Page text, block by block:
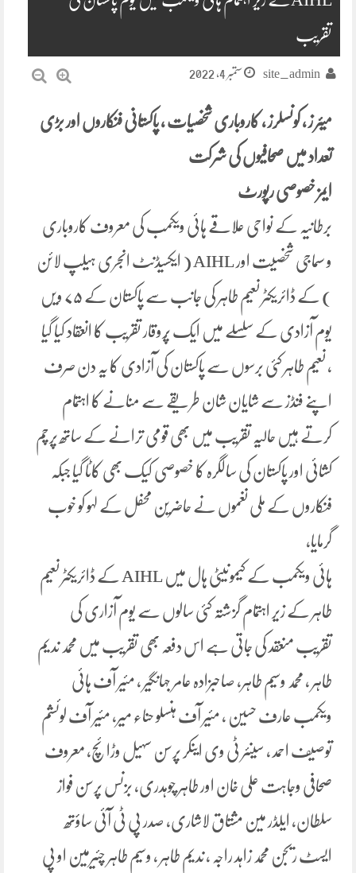
تقریب
site_admin ستمبر 4, 2022
میئر ز ، کونسلرز ، کاروباری شخصیات ، پاکستانی فنکاروں اور بڑی
تعداد میں صحافیوں کی شرکت
ایمز خصوصی رپورٹ
برطانیہ کے نواحی علاقے ہائی ویکمب کی معروف کاروباری
و سماجی شخصیت اور AIHL ( ایکسیڈنٹ انجری ہیلپ لائن
) کے ڈائریکٹر نعیم طاہر کی جانب سے پاکستان کے ۷۵ ویں
یوم آزادی کے سلسلے میں ایک پُروقار تقریب کا انعقاد کیا گیا
، نعیم طاہر کئی برسوں سے پاکستان کی آزادی کا یہ دن صرف
اپنے فنڈز سے شایان شان طریقے سے منانے کا اہتمام
کرتے ہیں حالیہ تقریب میں بھی قومی ترانے کے ساتھ پرچم
کشائی اور پاکستان کی سالگرہ کا خصوصی کیک بھی کاٹا گیا جبکہ
فنکاروں کے ملی نغموں نے حاضرین محفل کے لہو کو خوب
گرمایا،
ہائی ویکمب کے کیمونیٹی ہال میں AIHL کے ڈائریکٹر نعیم
طاہر کے زیر اہتمام گزشتہ کئی سالوں سے یوم آزاری کی
تقریب منعقد کی جاتی ہے اس دفعہ بھی تقریب میں محمد ندیم
طاہر ، محمد وسیم طاہر، صاحبزادہ عامر جہانگیر ، مئیر آف ہائی
ویکمب عارف حسین ، مئیر آف ہنسلو حناء میر، مئیر آف لوئشم
توصیف احمد ، سینئر ٹی وی اینکر پرسن سہیل وڑائچ، معروف
صحافی وجاہت علی خان اور طاہر چوہدری، بزنس پرسن فواز
سلطان، ایلڈر مین مشتاق لاشاری، صدر پی ٹی آئی ساؤتھ
ایسٹ ریجن محمد زاہد راجہ ، ندیم طاہر ، وسیم طاہر چئیرمین او پی